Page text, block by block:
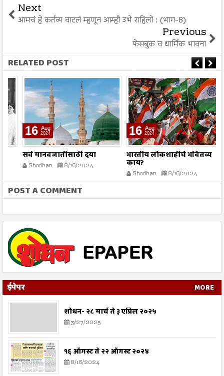
Next
आमचं हे कर्तव्य वाटलं म्हणून आम्ही उभे राहिलो : (भाग-8)
Previous
फेसबुक व धार्मिक भावना
RELATED POST
16 Aug
2024
सर्व मानवजातीसाठी दया
Shodhan 8/16/2024
16 Aug
2024
भारतीय लोकशाहीचे भवितव्य
काय?
Shodhan 8/16/2024
POST A COMMENT
ईपेपर MORE
शोधन- २८ मार्च ते ३ एप्रिल २०२५
3/27/2025
१६ ऑगस्ट ते २२ ऑगस्ट २०२४
8/16/2024